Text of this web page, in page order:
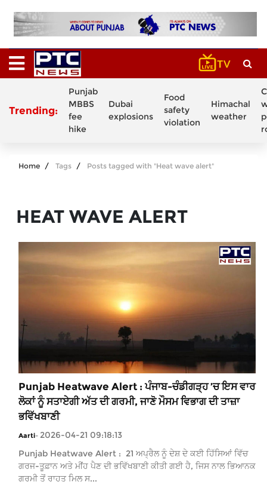
Trending:
Punjab
MBBS
fee
hike
Dubai
explosions
Food
safety
violation
Himachal
weather
Home Tags Posts tagged with "Heat wave alert"
HEAT WAVE ALERT
Punjab Heatwave Alert : ਪੰਜਾਬ-ਚੰਡੀਗੜ੍ਹ ’ਚ ਇਸ ਵਾਰ
ਲੋਕਾਂ ਨੂੰ ਸਤਾਏਗੀ ਅੱਤ ਦੀ ਗਰਮੀ, ਜਾਣੋ ਮੌਸਮ ਵਿਭਾਗ ਦੀ ਤਾਜ਼ਾ
ਭਵਿੱਖਬਾਣੀ
Aarti- 2026-04-21 09:18:13
Punjab Heatwave Alert : 21 ਅਪ੍ਰੈਲ ਨੂੰ ਦੇਸ਼ ਦੇ ਕਈ ਹਿੱਸਿਆਂ ਵਿੱਚ
ਗਰਜ-ਤੂਫ਼ਾਨ ਅਤੇ ਮੀਂਹ ਪੈਣ ਦੀ ਭਵਿੱਖਬਾਣੀ ਕੀਤੀ ਗਈ ਹੈ, ਜਿਸ ਨਾਲ ਭਿਆਨਕ
ਗਰਮੀ ਤੋਂ ਰਾਹਤ ਮਿਲ ਸ...